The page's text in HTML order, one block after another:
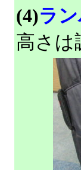
(4)ラ
高さは